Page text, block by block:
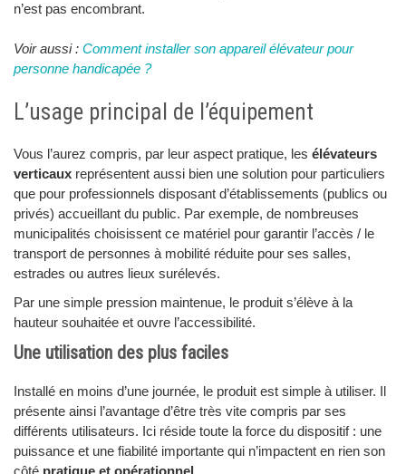
n’est pas encombrant.
Voir aussi : Comment installer son appareil élévateur pour
personne handicapée ?
L’usage principal de l’équipement
Vous l’aurez compris, par leur aspect pratique, les élévateurs
verticaux représentent aussi bien une solution pour particuliers
que pour professionnels disposant d’établissements (publics ou
privés) accueillant du public. Par exemple, de nombreuses
municipalités choisissent ce matériel pour garantir l’accès / le
transport de personnes à mobilité réduite pour ses salles,
estrades ou autres lieux surélevés.
Par une simple pression maintenue, le produit s’élève à la
hauteur souhaitée et ouvre l’accessibilité.
Une utilisation des plus faciles
Installé en moins d’une journée, le produit est simple à utiliser. Il
présente ainsi l’avantage d’être très vite compris par ses
différents utilisateurs. Ici réside toute la force du dispositif : une
puissance et une fiabilité importante qui n’impactent en rien son